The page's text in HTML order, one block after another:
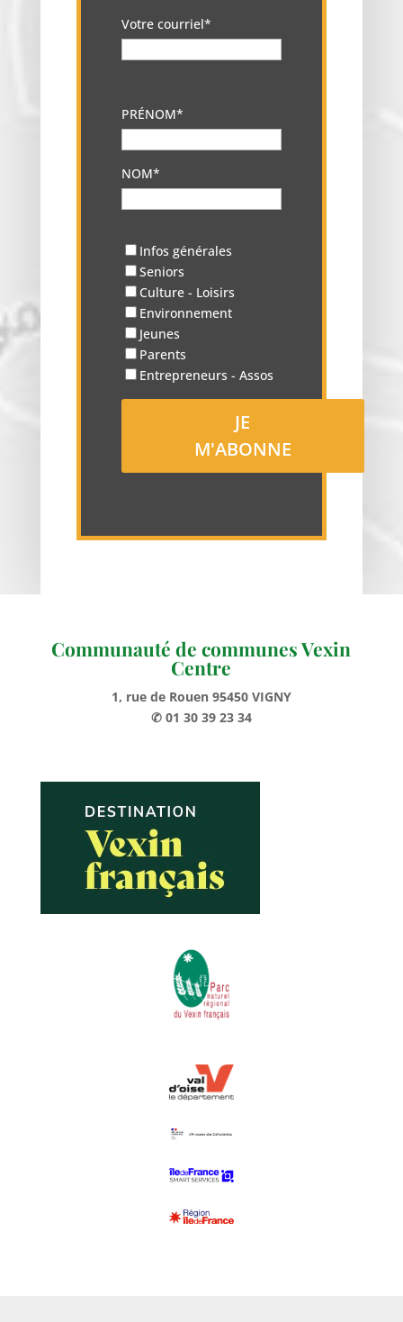
Votre courriel*
PRÉNOM*
NOM*
Infos générales
Seniors
Culture - Loisirs
Environnement
Jeunes
Parents
Entrepreneurs - Assos
Communauté de communes Vexin
Centre
1, rue de Rouen 95450 VIGNY
✆ 01 30 39 23 34